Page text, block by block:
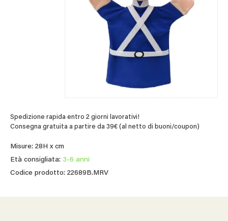
Spedizione rapida entro 2 giorni lavorativi!
Consegna gratuita a partire da 39€ (al netto di buoni/coupon)
Misure: 28H x cm
Età consigliata: 3-6 anni
Codice prodotto: 22689B.MRV